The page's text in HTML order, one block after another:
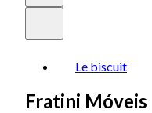
Le biscuit
Fratini Móveis